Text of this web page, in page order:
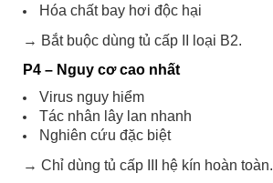
Hóa chất bay hơi độc hại
→ Bắt buộc dùng tủ cấp II loại B2.
P4 – Nguy cơ cao nhất
Virus nguy hiểm
Tác nhân lây lan nhanh
Nghiên cứu đặc biệt
→ Chỉ dùng tủ cấp III hệ kín hoàn toàn.